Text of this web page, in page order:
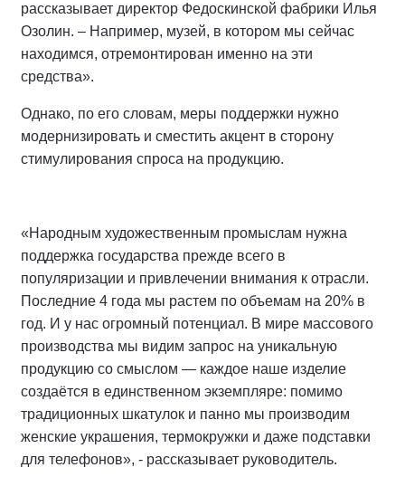
рассказывает директор Федоскинской фабрики Илья
Озолин. – Например, музей, в котором мы сейчас
находимся, отремонтирован именно на эти
средства».
Однако, по его словам, меры поддержки нужно
модернизировать и сместить акцент в сторону
стимулирования спроса на продукцию.
«Народным художественным промыслам нужна
поддержка государства прежде всего в
популяризации и привлечении внимания к отрасли.
Последние 4 года мы растем по объемам на 20% в
год. И у нас огромный потенциал. В мире массового
производства мы видим запрос на уникальную
продукцию со смыслом — каждое наше изделие
создаётся в единственном экземпляре: помимо
традиционных шкатулок и панно мы производим
женские украшения, термокружки и даже подставки
для телефонов», - рассказывает руководитель.